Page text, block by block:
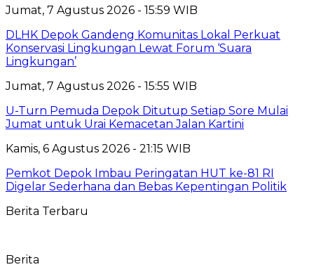
Jumat, 7 Agustus 2026 - 15:59 WIB
DLHK Depok Gandeng Komunitas Lokal Perkuat
Konservasi Lingkungan Lewat Forum ‘Suara
Lingkungan’
Jumat, 7 Agustus 2026 - 15:55 WIB
U-Turn Pemuda Depok Ditutup Setiap Sore Mulai
Jumat untuk Urai Kemacetan Jalan Kartini
Kamis, 6 Agustus 2026 - 21:15 WIB
Pemkot Depok Imbau Peringatan HUT ke-81 RI
Digelar Sederhana dan Bebas Kepentingan Politik
Berita Terbaru
Berita